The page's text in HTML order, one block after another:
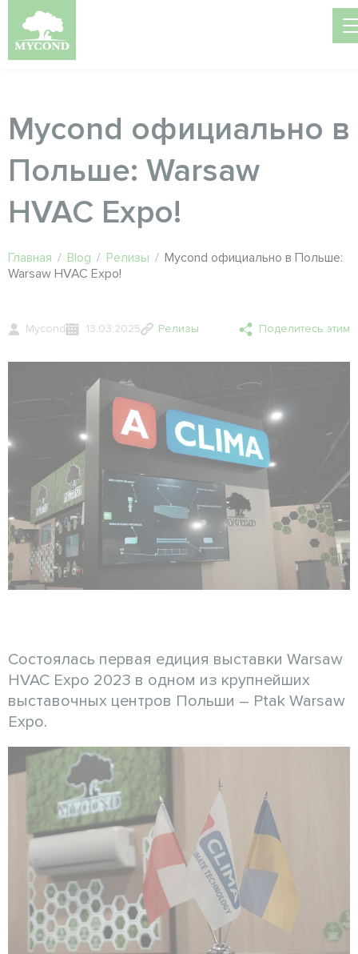
Mycond официально в
Польше: Warsaw
HVAC Expo!
Главная / Blog / Релизы / Mycond официально в Польше:
Warsaw HVAC Expo!
Mycond 13.03.2025 Релизы Поделитесь этим
Состоялась первая едиция выставки Warsaw
HVAC Expo 2023 в одном из крупнейших
выставочных центров Польши – Ptak Warsaw
Expo.